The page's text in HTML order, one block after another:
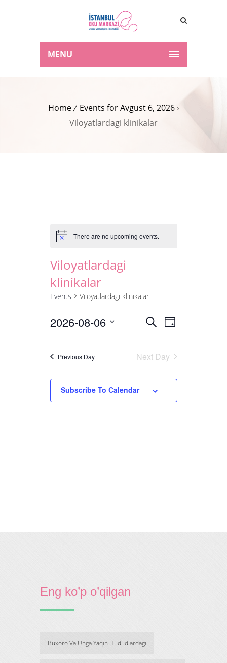
MENU
Home Events for Avgust 6, 2026›
Viloyatlardagi klinikalar
There are no upcoming events.
Viloyatlardagi
klinikalar
Events Viloyatlardagi klinikalar
Events
Search
and
Views
Navigation
SearchEvent
Views
Day
2026-08-06
Select
date.
Previous Day Next Day
Subscribe To Calendar
Eng ko’p o’qilgan
Buxoro Va Unga Yaqin Hududlardagi